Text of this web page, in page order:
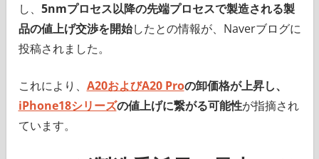
し、 5nmプロセス以降の先端プロセスで製造される製
品の値上げ交渉を開始したとの情報が、Naverブログに
投稿されました。
これにより、 A20およびA20 Proの卸価格が上昇し、
iPhone18シリーズの値上げに繋がる可能性が指摘され
ています。